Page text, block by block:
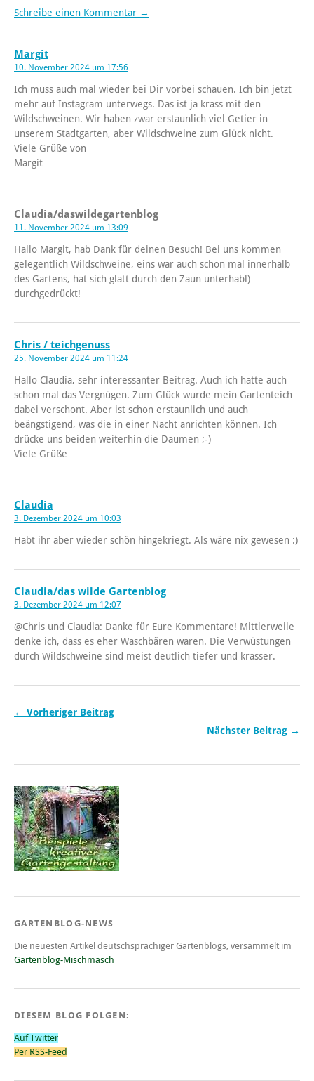
Schreibe einen Kommentar →
Margit
10. November 2024 um 17:56
Ich muss auch mal wieder bei Dir vorbei schauen. Ich bin jetzt
mehr auf Instagram unterwegs. Das ist ja krass mit den
Wildschweinen. Wir haben zwar erstaunlich viel Getier in
unserem Stadtgarten, aber Wildschweine zum Glück nicht.
Viele Grüße von
Margit
Claudia/daswildegartenblog
11. November 2024 um 13:09
Hallo Margit, hab Dank für deinen Besuch! Bei uns kommen
gelegentlich Wildschweine, eins war auch schon mal innerhalb
des Gartens, hat sich glatt durch den Zaun unterhabl)
durchgedrückt!
Chris / teichgenuss
25. November 2024 um 11:24
Hallo Claudia, sehr interessanter Beitrag. Auch ich hatte auch
schon mal das Vergnügen. Zum Glück wurde mein Gartenteich
dabei verschont. Aber ist schon erstaunlich und auch
beängstigend, was die in einer Nacht anrichten können. Ich
drücke uns beiden weiterhin die Daumen ;-)
Viele Grüße
Claudia
3. Dezember 2024 um 10:03
Habt ihr aber wieder schön hingekriegt. Als wäre nix gewesen :)
Claudia/das wilde Gartenblog
3. Dezember 2024 um 12:07
@Chris und Claudia: Danke für Eure Kommentare! Mittlerweile
denke ich, dass es eher Waschbären waren. Die Verwüstungen
durch Wildschweine sind meist deutlich tiefer und krasser.
← Vorheriger Beitrag
Nächster Beitrag →
GARTENBLOG-NEWS
Die neuesten Artikel deutschsprachiger Gartenblogs, versammelt im
Gartenblog-Mischmasch
DIESEM BLOG FOLGEN:
Auf Twitter
Per RSS-Feed